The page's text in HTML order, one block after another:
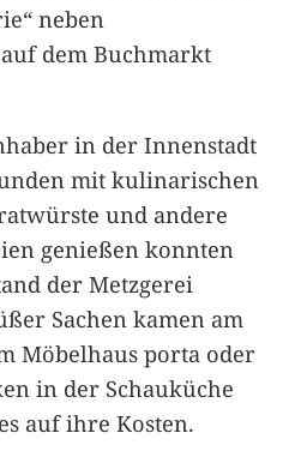
neben
dem Buchmarkt
in der Innenstadt
mit kulinarischen
und andere
genießen konnten
der Metzgerei
Sachen kamen am
Möbelhaus porta oder
in der Schauküche
auf ihre Kosten.